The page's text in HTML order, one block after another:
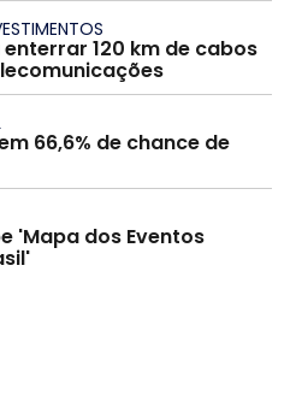
120 km de cabos
66,6% de chance de
'Mapa dos Eventos